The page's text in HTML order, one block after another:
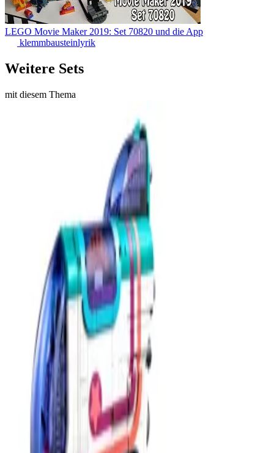
LEGO Movie Maker 2019: Set 70820 und die App
klemmbausteinlyrik
Weitere Sets
mit diesem Thema